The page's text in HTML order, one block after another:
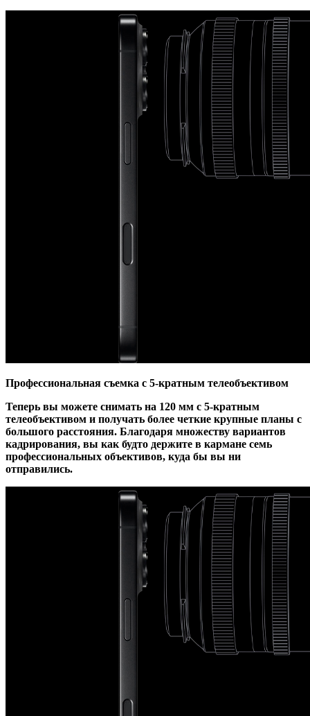
Профессиональная съемка с 5-кратным телеобъективом
Теперь вы можете снимать на 120 мм с 5-кратным
телеобъективом и получать более четкие крупные планы с
большого расстояния. Благодаря множеству вариантов
кадрирования, вы как будто держите в кармане семь
профессиональных объективов, куда бы вы ни
отправились.